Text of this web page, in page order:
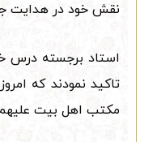
نقش خود در هدایت
استاد برجسته درس
تاکید نمودند که
مکتب اهل بیت علیهم